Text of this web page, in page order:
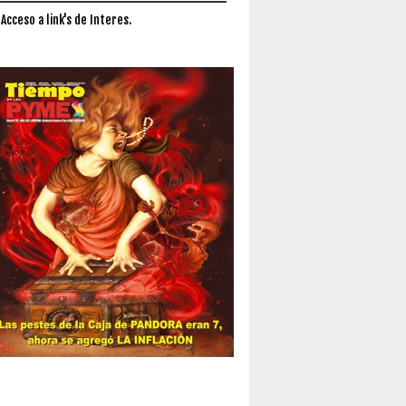
a link's de Interes.